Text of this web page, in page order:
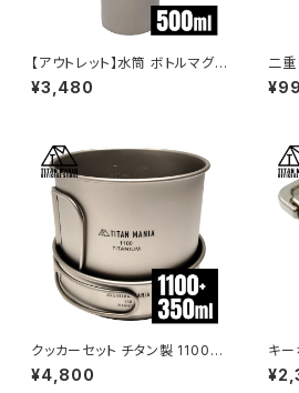
【アウトレット】水筒 ボトルマグ
チタン製 S 500ml 軽量 スポー
ツボトル マグボトル 直飲み 錆
¥3,480
二重
に強
クッカーセット チタン製 1100ml
+350ml 折り畳みハンドル付き
深型 二段式 超軽量 頑丈 直火
¥4,800
キー
ール
リン